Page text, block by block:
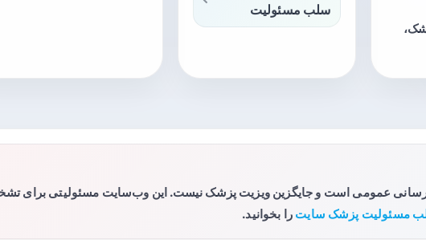
سلب مسئولیت
عمومی است و جایگزین ویزیت پزشک نیست. این وب‌سایت مسئولیتی برای
مسئولیت پزشک سایت را بخوانید.